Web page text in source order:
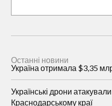
Останні новини
Україна отримала $3,35
Українські дрони
Краснодарському краї